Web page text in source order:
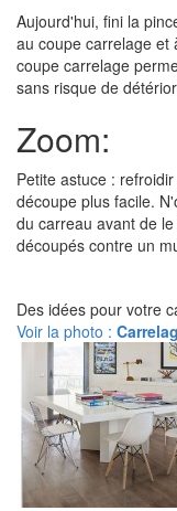
Aujourd'hui, fini la
au coupe carrelage et
coupe carrelage
sans risque de
Zoom:
Petite astuce :
découpe plus facile.
du carreau avant de
découpés contre un
Des idées pour votre
Voir la photo :